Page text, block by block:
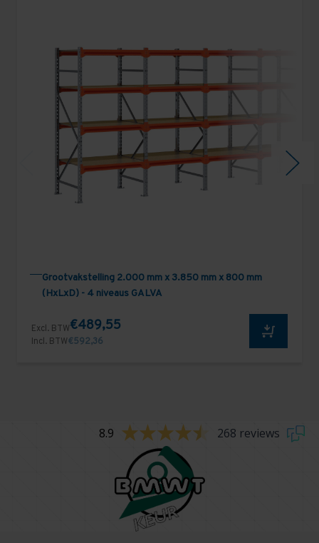
Grootvakstelling 2.000 mm x 3.850 mm x 800 mm
(HxLxD) - 4 niveaus GALVA
Excl. BTW€489,55
Incl. BTW€592,36
8.9 268 reviews